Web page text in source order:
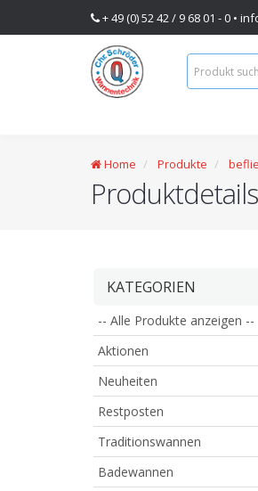
+ 49 (0) 52 42 / 9 68 01 - 0 •
Home Produkte
Produktdetails
KATEGORIEN
-- Alle Produkte anzeigen --
Aktionen
Neuheiten
Restposten
Traditionswannen
Badewannen